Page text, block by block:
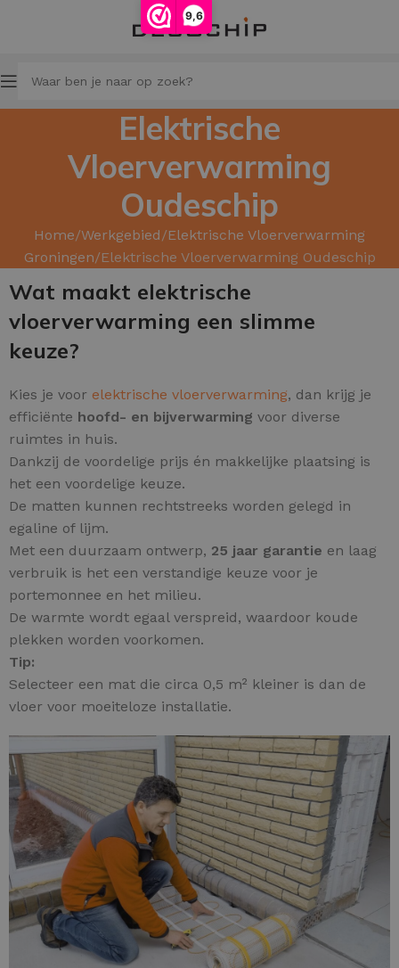
9,6
Elektrische
Vloerverwarming
Oudeschip
Home Werkgebied Elektrische Vloerverwarming
Groningen Elektrische Vloerverwarming Oudeschip
Wat maakt elektrische
vloerverwarming een slimme
keuze?
Kies je voor elektrische vloerverwarming, dan krijg je
efficiënte hoofd- en bijverwarming voor diverse
ruimtes in huis.
Dankzij de voordelige prijs én makkelijke plaatsing is
het een voordelige keuze.
De matten kunnen rechtstreeks worden gelegd in
egaline of lijm.
Met een duurzaam ontwerp, 25 jaar garantie en laag
verbruik is het een verstandige keuze voor je
portemonnee en het milieu.
De warmte wordt egaal verspreid, waardoor koude
plekken worden voorkomen.
Tip:
Selecteer een mat die circa 0,5 m² kleiner is dan de
vloer voor moeiteloze installatie.